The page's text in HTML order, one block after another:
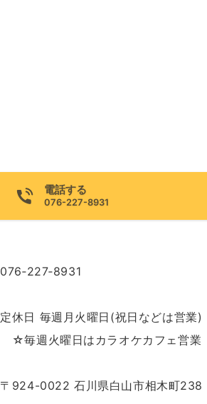
電話する
076-227-8931
076‐227‐8931
定休日 毎週月火曜日(祝日などは営業)
☆毎週火曜日はカラオケカフェ営業
〒924-0022 石川県白山市相木町238